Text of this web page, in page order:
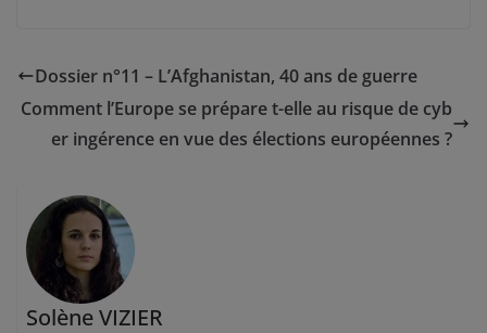
Dossier n°11 – L’Afghanistan, 40 ans de guerre
Comment l’Europe se prépare t-elle au risque de cyb
er ingérence en vue des élections européennes ?
Solène VIZIER